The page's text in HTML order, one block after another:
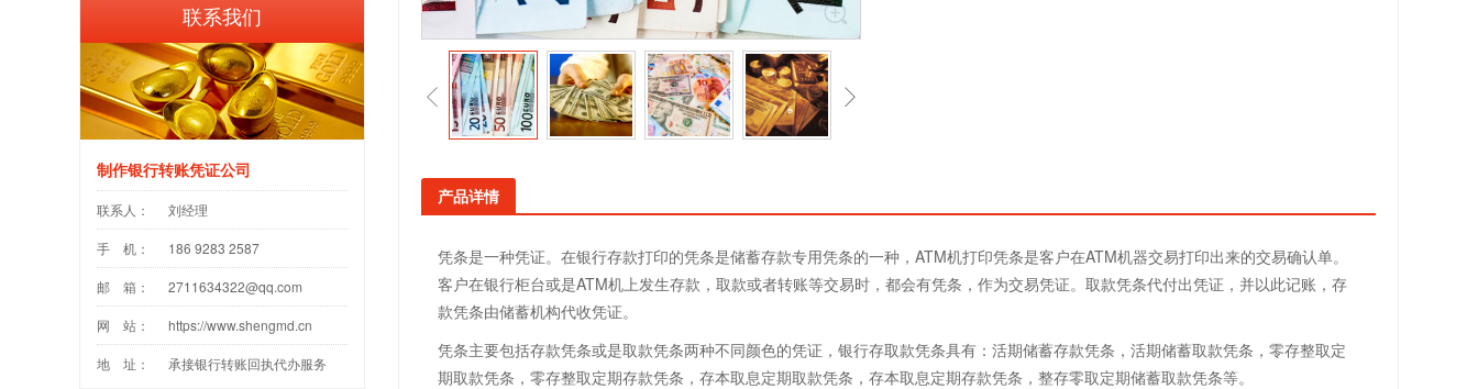
产品详情
凭条是一种凭证。在银行存款打印的凭条是储蓄存款专用凭条的一种，ATM机打印凭条是客户在ATM机器交易打印出来的交易确认单。
客户在银行柜台或是ATM机上发生存款，取款或者转账等交易时，都会有凭条，作为交易凭证。取款凭条代付出凭证，并以此记账，存
款凭条由储蓄机构代收凭证。
凭条主要包括存款凭条或是取款凭条两种不同颜色的凭证，银行存取款凭条具有：活期储蓄存款凭条，活期储蓄取款凭条，零存整取定
期取款凭条，零存整取定期存款凭条，存本取息定期取款凭条，存本取息定期存款凭条，整存零取定期储蓄取款凭条等。
联系我们
制作银行转账凭证公司
联系人： 刘经理
手 机： 186 9283 2587
邮 箱： 2711634322@qq.com
网 站： https://www.shengmd.cn
地 址： 承接银行转账回执代办服务